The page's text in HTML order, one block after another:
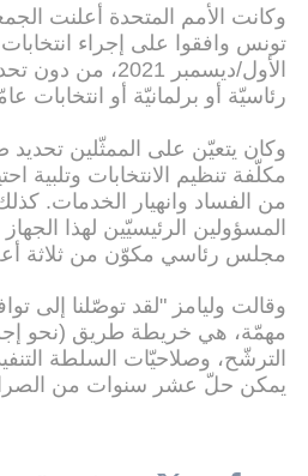
وكانت الأمم المتحدة أعلنت
الأول/ديسمبر
رئاسيّة أو برلمانيّة أو انتخابات
وكان يتعيّن على الممثّلين
مكلّفة تنظيم الانتخابات وتلبية
من الفساد وانهيار الخدمات.
المسؤولين الرئيسيّين لهذا
مجلس رئاسي مكوّن من ثلاثة
وقالت وليامز "لقد توصّلنا إلى
مهمّة، هي خريطة طريق (نحو
الترشّح، وصلاحيّات السلطة
يمكن حلّ عشر سنوات من